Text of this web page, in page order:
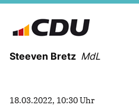
Steeven Bretz MdL
18.03.2022, 10:30 Uhr